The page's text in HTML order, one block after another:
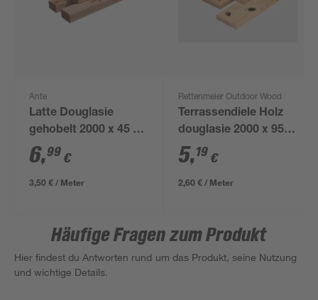
Ante
Latte Douglasie
gehobelt 2000 x 45 x
28 mm
6,99 €
3,50 € / Meter
Rettenmeier Outdoor Wood
Terrassendiele Holz
douglasie 2000 x 95 x
21 mm
5,19 €
2,60 € / Meter
Häufige Fragen zum Produkt
Hier findest du Antworten rund um das Produkt, seine Nutzung
und wichtige Details.